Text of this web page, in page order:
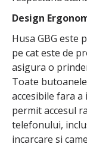
Design
Husa GBG este
pe cat este de
asigura o
Toate
accesibile fara
permit accesul
telefonului,
incarcare si